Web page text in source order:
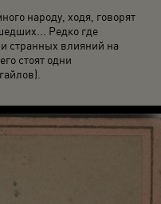
народу, ходя, говорят
Редко где
странных влияний на
стоят одни